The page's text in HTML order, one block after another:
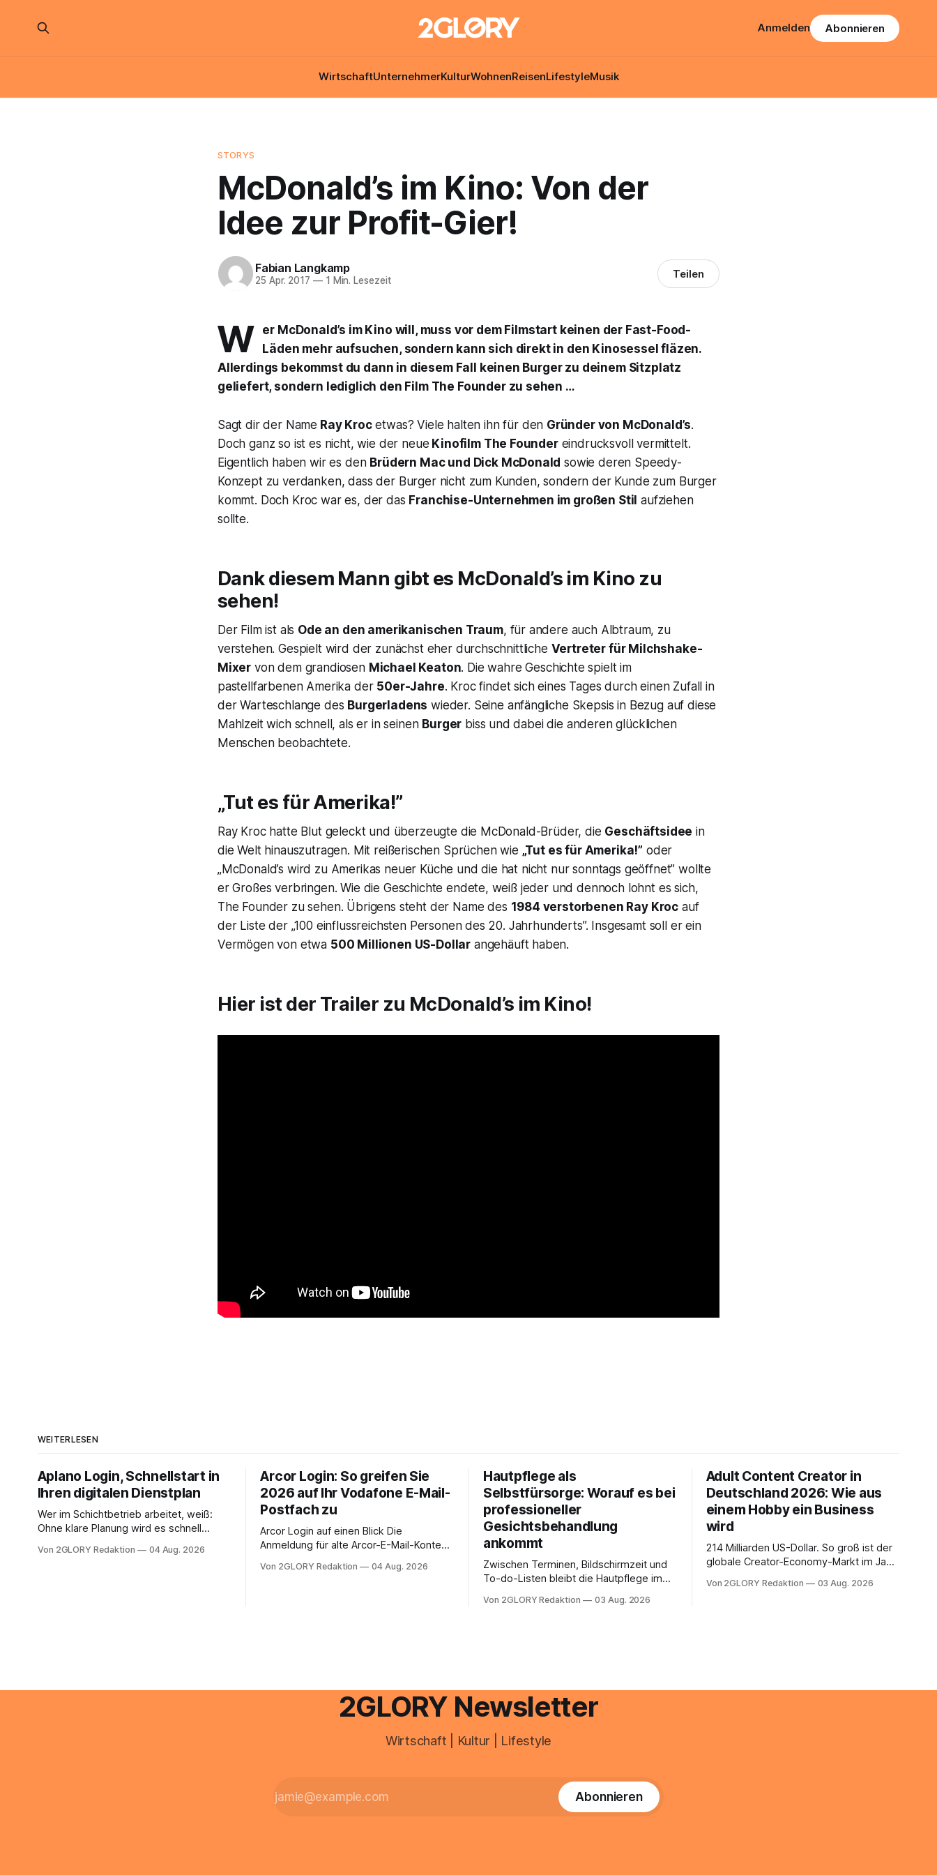
WirtschaftUnternehmerKulturWohnenReisenLifestyleMusik
Anmelden Abonnieren
STORYS
McDonald’s im Kino: Von der
Idee zur Profit-Gier!
Fabian Langkamp
25 Apr. 2017 —1 Min. Lesezeit Teilen
W er McDonald’s im Kino will, muss vor dem Filmstart keinen der Fast-Food-
Läden mehr aufsuchen, sondern kann sich direkt in den Kinosessel fläzen.
Allerdings bekommst du dann in diesem Fall keinen Burger zu deinem Sitzplatz
geliefert, sondern lediglich den Film The Founderzu sehen …
Sagt dir der Name Ray Krocetwas? Viele halten ihn für den Gründer von McDonald’s.
Doch ganz so ist es nicht, wie der neue KinofilmThe Foundereindrucksvoll vermittelt.
Eigentlich haben wir es den Brüdern Mac und Dick McDonald sowie deren Speedy-
Konzept zu verdanken, dass der Burger nicht zum Kunden, sondern der Kunde zum Burger
kommt. Doch Kroc war es, der das Franchise-Unternehmen im großen Stil aufziehen
sollte.
Dank diesem Mann gibt es McDonald’s im Kino zu
sehen!
Der Film ist als Ode an den amerikanischen Traum, für andere auch Albtraum, zu
verstehen. Gespielt wird der zunächst eher durchschnittliche Vertreter für Milchshake-
Mixer von dem grandiosen Michael Keaton. Die wahre Geschichte spielt im
pastellfarbenen Amerika der 50er-Jahre. Kroc findet sich eines Tages durch einen Zufall in
der Warteschlange des Burgerladens wieder. Seine anfängliche Skepsis in Bezug auf diese
Mahlzeit wich schnell, als er in seinen Burger biss und dabei die anderen glücklichen
Menschen beobachtete.
„Tut es für Amerika!”
Ray Kroc hatte Blut geleckt und überzeugte die McDonald-Brüder, die Geschäftsidee in
die Welt hinauszutragen. Mit reißerischen Sprüchen wie „Tut es für Amerika!” oder
„McDonald’s wird zu Amerikas neuer Küche und die hat nicht nur sonntags geöffnet” wollte
er Großes verbringen. Wie die Geschichte endete, weiß jeder und dennoch lohnt es sich,
The Founder zu sehen. Übrigens steht der Name des 1984 verstorbenen Ray Kroc auf
der Liste der „100 einflussreichsten Personen des 20. Jahrhunderts”. Insgesamt soll er ein
Vermögen von etwa 500 Millionen US-Dollar angehäuft haben.
Hier ist der Trailer zu McDonald’s im Kino!
WEITERLESEN
Aplano Login, Schnellstart in
Ihren digitalen Dienstplan
Wer im Schichtbetrieb arbeitet, weiß:
Ohne klare Planung wird es schnell
zentraler Zugangspunkt, um dienstpläne,
Von 2GLORY Redaktion 04 Aug. 2026
Arcor Login: So greifen Sie
2026 auf Ihr Vodafone E-Mail-
Postfach zu
Arcor Login auf einen Blick Die
Anmeldung für alte Arcor-E-Mail-Konten
noch eine e mail adresse mit der Endung
Von 2GLORY Redaktion 04 Aug. 2026
Hautpflege als
Selbstfürsorge: Worauf es bei
professioneller
Gesichtsbehandlung
ankommt
Zwischen Terminen, Bildschirmzeit und
To-do-Listen bleibt die Hautpflege im
schnell abschminken, morgens eine
Unreinheiten. Professionelle
Von 2GLORY Redaktion 03 Aug. 2026
Adult Content Creator in
Deutschland 2026: Wie aus
einem Hobby ein Business
wird
214 Milliarden US-Dollar. So groß ist der
globale Creator-Economy-Markt im Jahr
22 Prozent. Was lange als
Von 2GLORY Redaktion 03 Aug. 2026
2GLORY Newsletter
Wirtschaft | Kultur | Lifestyle
Abonnieren